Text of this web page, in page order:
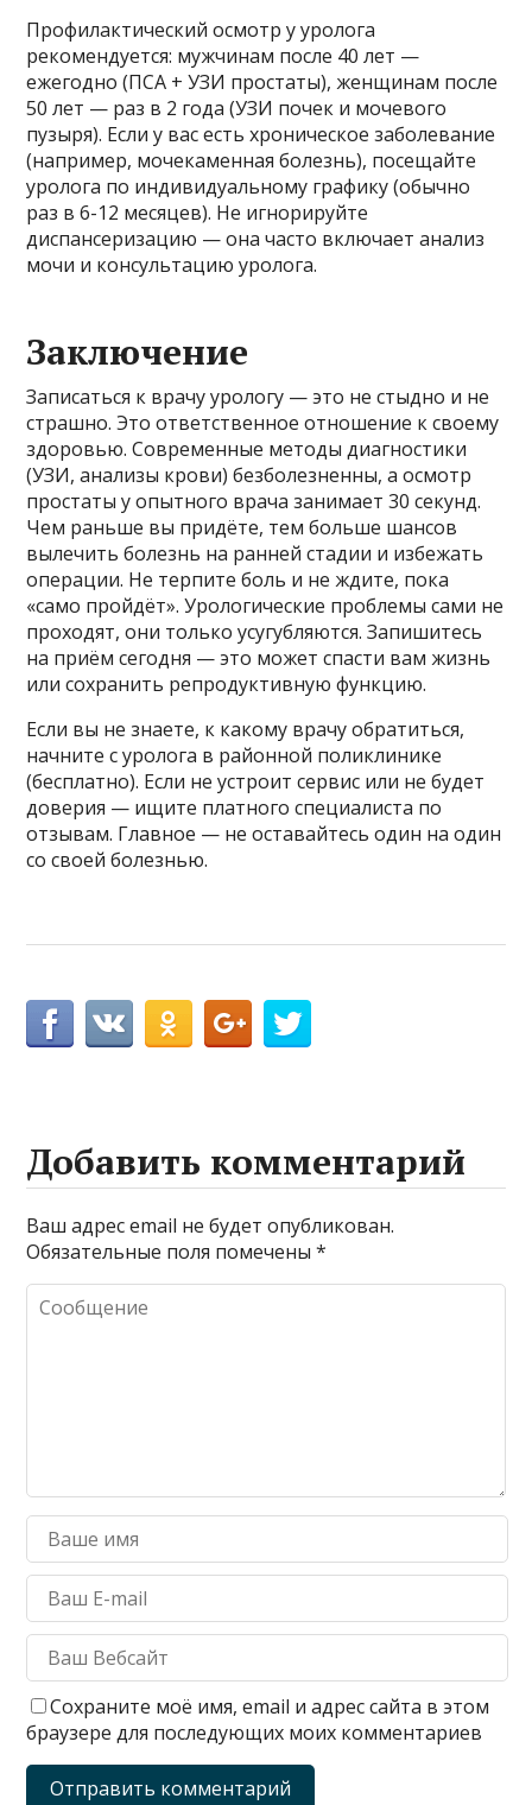
Профилактический осмотр у уролога
рекомендуется: мужчинам после 40 лет —
ежегодно (ПСА + УЗИ простаты), женщинам после
50 лет — раз в 2 года (УЗИ почек и мочевого
пузыря). Если у вас есть хроническое заболевание
(например, мочекаменная болезнь), посещайте
уролога по индивидуальному графику (обычно
раз в 6-12 месяцев). Не игнорируйте
диспансеризацию — она часто включает анализ
мочи и консультацию уролога.
Заключение
Записаться к врачу урологу — это не стыдно и не
страшно. Это ответственное отношение к своему
здоровью. Современные методы диагностики
(УЗИ, анализы крови) безболезненны, а осмотр
простаты у опытного врача занимает 30 секунд.
Чем раньше вы придёте, тем больше шансов
вылечить болезнь на ранней стадии и избежать
операции. Не терпите боль и не ждите, пока
«само пройдёт». Урологические проблемы сами не
проходят, они только усугубляются. Запишитесь
на приём сегодня — это может спасти вам жизнь
или сохранить репродуктивную функцию.
Если вы не знаете, к какому врачу обратиться,
начните с уролога в районной поликлинике
(бесплатно). Если не устроит сервис или не будет
доверия — ищите платного специалиста по
отзывам. Главное — не оставайтесь один на один
со своей болезнью.
Добавить комментарий
Ваш адрес email не будет опубликован.
Обязательные поля помечены*
Сохраните моё имя, email и адрес сайта в этом
браузере для последующих моих комментариев